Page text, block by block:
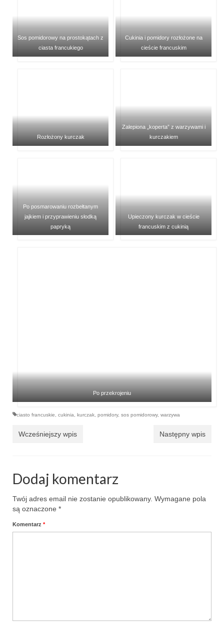
Sos pomidorowy na prostokątach z
ciasta francukiego
Cukinia i pomidory rozłożone na
cieście francuskim
Rozłożony kurczak
Zalepiona „koperta” z warzywami i
kurczakiem
Po posmarowaniu rozbełtanym
jajkiem i przyprawieniu słodką
papryką
Upieczony kurczak w cieście
francuskim z cukinią
Po przekrojeniu
ciasto francuskie, cukinia, kurczak, pomidory, sos pomidorowy, warzywa
Wcześniejszy wpis Następny wpis
Dodaj komentarz
Twój adres email nie zostanie opublikowany. Wymagane pola
są oznaczone *
Komentarz *